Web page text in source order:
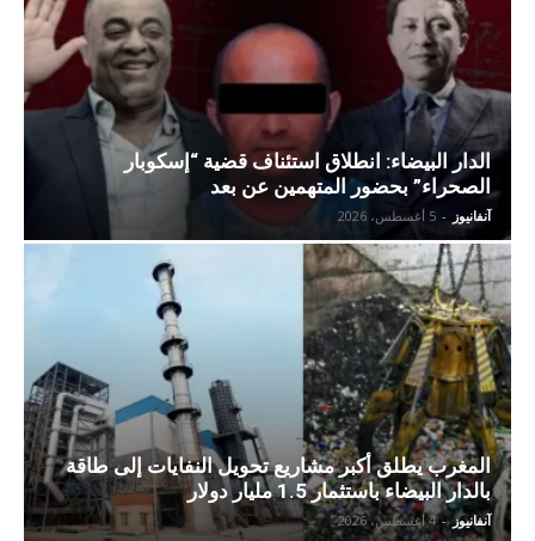
الدار البيضاء: انطلاق استئناف قضية “إسكوبار
الصحراء” بحضور المتهمين عن بعد
آنفانيوز - 5 أغسطس، 2026
المغرب يطلق أكبر مشاريع تحويل النفايات إلى طاقة
بالدار البيضاء باستثمار 1.5 مليار دولار
آنفانيوز - 4 أغسطس، 2026